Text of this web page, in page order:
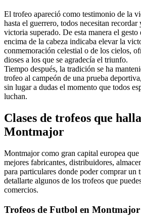
El trofeo apareció como testimonio de la
hasta el guerrero, todos necesitan
victoria superado. De esta manera el
encima de la cabeza indicaba elevar la
conmemoración celestial o de los cielos,
dioses a los que se agradecía el triunfo.
Tiempo después, la tradición se ha
trofeo al campeón de una prueba
sin lugar a dudas el momento que todos
luchan.
Clases de trofeos que
Montmajor
Montmajor como gran capital europea que
mejores fabricantes, distribuidores,
para particulares donde poder comprar un
detallarte algunos de los trofeos que
comercios.
Trofeos de Futbol en Montmajor